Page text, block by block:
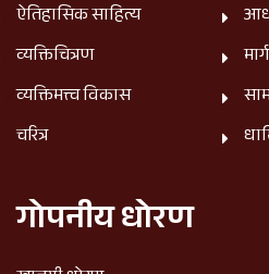
ऐतिहासिक साहित्य
व्यक्तिचित्रण
व्यक्तिमत्त्व विकास
चरित्र
गोपनीय धोरण